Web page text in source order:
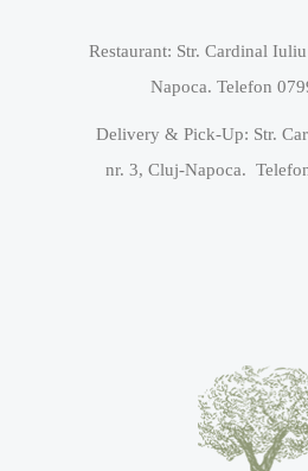
Restaurant: Str. Cardinal
Napoca. Telefon
Delivery & Pick-Up: Str.
nr. 3, Cluj-Napoca.